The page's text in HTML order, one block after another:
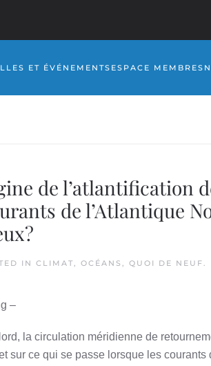
ET ÉVÉNEMENTS ESPACE MEMBRES
de l’atlantification
de l’Atlantique
IN CLIMAT, OCÉANS , QUOI DE NEUF.
–
la circulation méridienne de
sur ce qui se passe lorsque les courants